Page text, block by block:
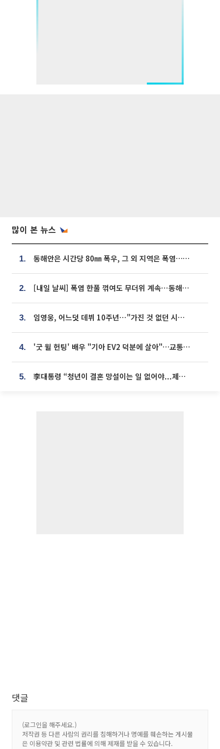
많이 본 뉴스
1. 동해안은 시간당 80㎜ 폭우, 그 외 지역은 폭염…‘극과 극 날씨’
2. [내일 날씨] 폭염 한풀 꺾여도 무더위 계속⋯동해안 이틀 연속 비
3. 임영웅, 어느덧 데뷔 10주년⋯"가진 것 없던 시절, 내 앞엔 20명의 팬뿐"
4. '굿 윌 헌팅' 배우 "기아 EV2 덕분에 살아"…교통사고 후 안전성 극찬
5. 李대통령 “청년이 결혼 망설이는 일 없어야...제도상 불이익 조사”
댓글